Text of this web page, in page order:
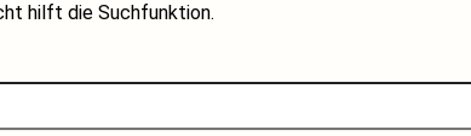
hilft die Suchfunktion.